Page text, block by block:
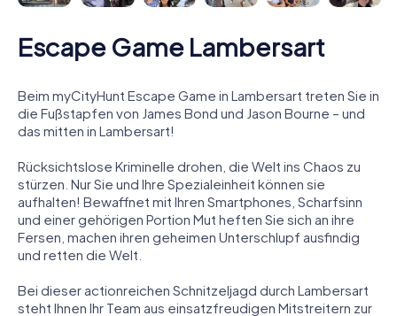
Escape Game Lambersart
Beim myCityHunt Escape Game in Lambersart treten Sie in
die Fußstapfen von James Bond und Jason Bourne – und
das mitten in Lambersart!
Rücksichtslose Kriminelle drohen, die Welt ins Chaos zu
stürzen. Nur Sie und Ihre Spezialeinheit können sie
aufhalten! Bewaffnet mit Ihren Smartphones, Scharfsinn
und einer gehörigen Portion Mut heften Sie sich an ihre
Fersen, machen ihren geheimen Unterschlupf ausfindig
und retten die Welt.
Bei dieser actionreichen Schnitzeljagd durch Lambersart
steht Ihnen Ihr Team aus einsatzfreudigen Mitstreitern zur